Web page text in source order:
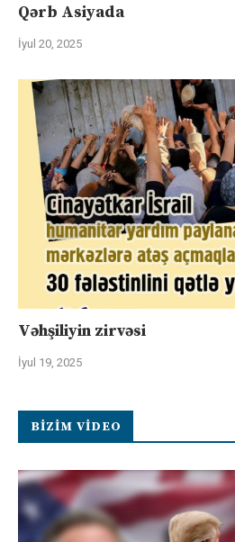
Qərb Asiyada
İyul 20, 2025
Vəhşiliyin zirvəsi
İyul 19, 2025
BIZIM VIDEO